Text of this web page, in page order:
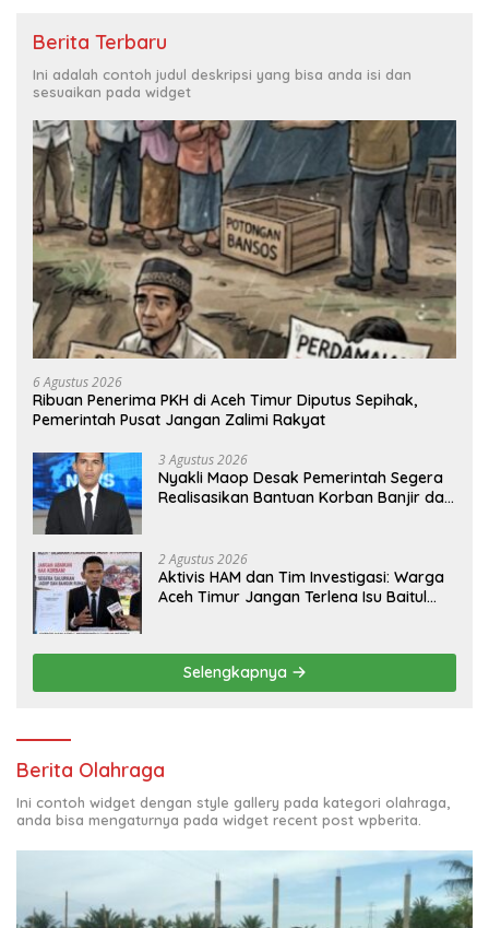
Berita Terbaru
Ini adalah contoh judul deskripsi yang bisa anda isi dan
sesuaikan pada widget
6 Agustus 2026
Ribuan Penerima PKH di Aceh Timur Diputus Sepihak,
Pemerintah Pusat Jangan Zalimi Rakyat
3 Agustus 2026
Nyakli Maop Desak Pemerintah Segera
Realisasikan Bantuan Korban Banjir dan
2 Agustus 2026
Aktivis HAM dan Tim Investigasi: Warga
Aceh Timur Jangan Terlena Isu Baitul
Selengkapnya
Berita Olahraga
Ini contoh widget dengan style gallery pada kategori olahraga,
anda bisa mengaturnya pada widget recent post wpberita.